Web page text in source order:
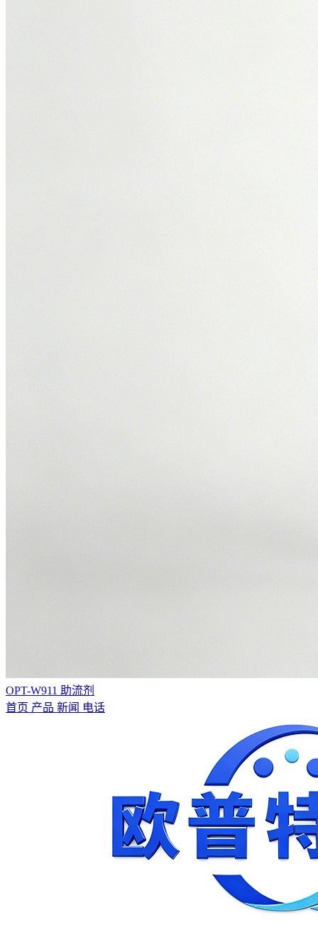
OPT-W911 助流剂
首页 产品 新闻 电话